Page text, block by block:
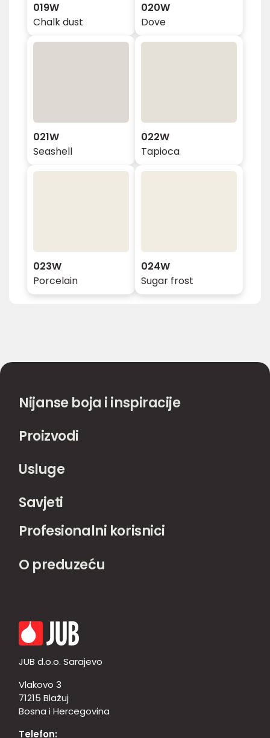
019W
Chalk dust
020W
Dove
021W
Seashell
022W
Tapioca
023W
Porcelain
024W
Sugar frost
Nijanse boja i inspiracije
Proizvodi
Usluge
Savjeti
Profesionalni korisnici
O preduzeću
JUB d.o.o. Sarajevo
Vlakovo 3
71215 Blažuj
Bosna i Hercegovina
Telefon: